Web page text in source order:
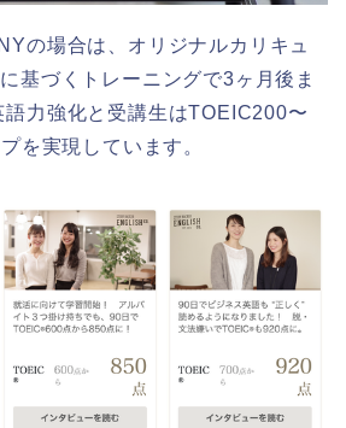
の場合は、オリジナルカリキュ
基づくトレーニングで3ヶ月後ま
語力強化と受講生はTOEIC200〜
を実現しています。